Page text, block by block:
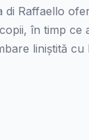
di Raffaello
în timp ce
liniștită cu